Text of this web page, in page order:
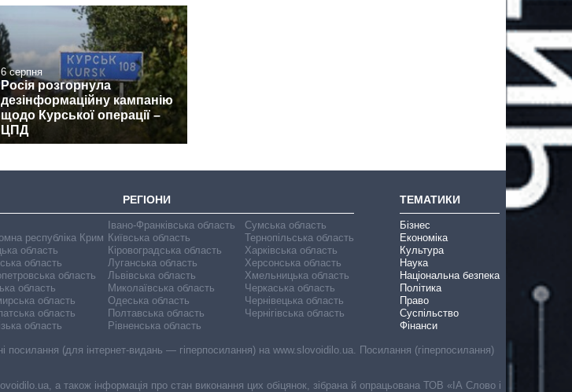
6 серпня
Росія розгорнула
дезінформаційну кампанію
щодо Курської операції –
ЦПД
РЕГІОНИ
республіка Крим
область
область
область
область
область
область
область
Івано-Франківська область
Київська область
Кіровоградська область
Луганська область
Львівська область
Миколаївська область
Одеська область
Полтавська область
Рівненська область
Сумська область
Тернопільська область
Харківська область
Херсонська область
Хмельницька область
Черкаська область
Чернівецька область
Чернігівська область
ТЕМАТИКИ
Бізнес
Економіка
Культура
Наука
Національна безпека
Політика
Право
Суспільство
Фінанси
посилання (для інтернет-видань — гіперпосилання) на www.slovoidilo.ua. Посилання (гіперпосилання)
а також інформація про стан виконання цих обіцянок, зібрана й опрацьована ТОВ «ІА Слово і